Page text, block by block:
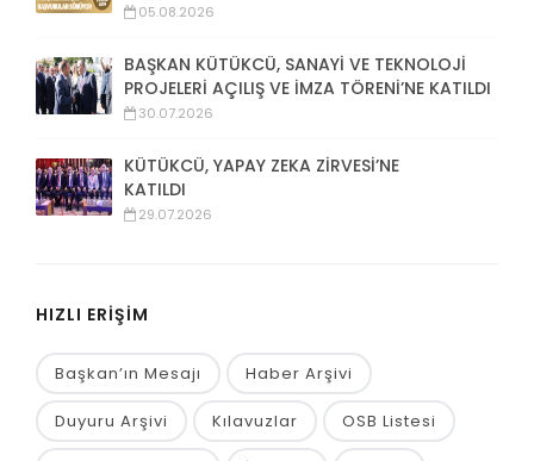
05.08.2026
BAŞKAN KÜTÜKCÜ, SANAYİ VE TEKNOLOJİ
PROJELERİ AÇILIŞ VE İMZA TÖRENİ’NE KATILDI
30.07.2026
KÜTÜKCÜ, YAPAY ZEKA ZİRVESİ’NE
KATILDI
29.07.2026
HIZLI ERİŞİM
Başkan’ın Mesajı Haber Arşivi
Duyuru Arşivi Kılavuzlar OSB Listesi